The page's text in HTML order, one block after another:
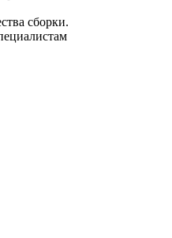
сборки.